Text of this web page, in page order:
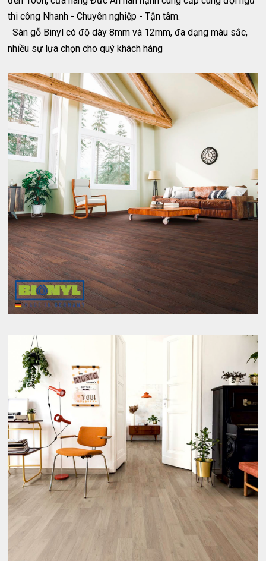
thi công Nhanh - Chuyên nghiệp - Tận tâm.
Sàn gỗ Binyl có độ dày 8mm và 12mm, đa dạng màu sắc,
nhiều sự lựa chọn cho quý khách hàng